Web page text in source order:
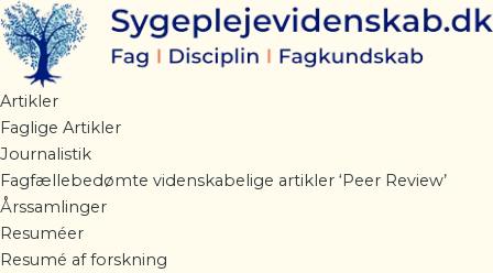
Gå
til
indholdet
Artikler
Faglige Artikler
Journalistik
Fagfællebedømte videnskabelige artikler ‘Peer Review’
Årssamlinger
Resuméer
Resumé af forskning